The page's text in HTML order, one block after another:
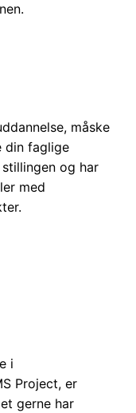
måske
din faglige
og har
med
i
Project, er
gerne har